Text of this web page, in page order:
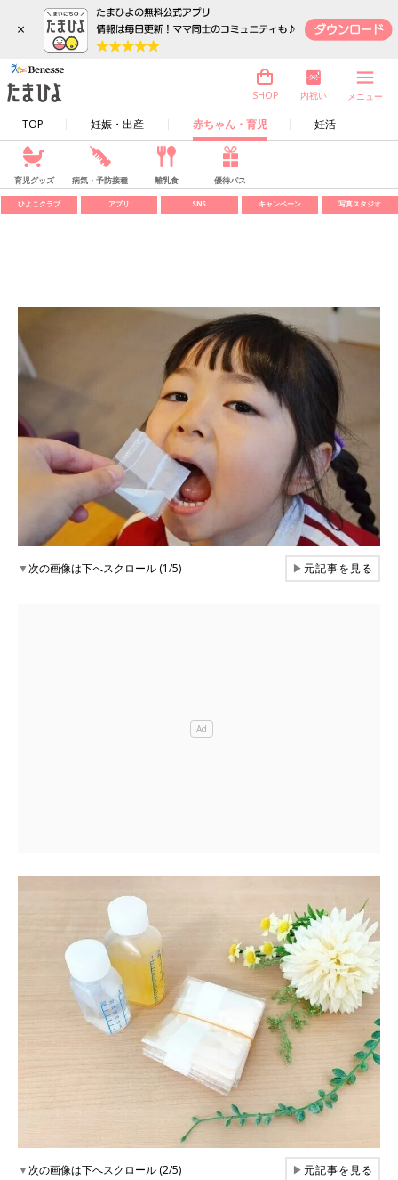
×
TOP 妊娠・出産 赤ちゃん・育児 妊活
SHOP 内祝い メニュー
育児グッズ 病気・予防接種 離乳食 優待パス
ひよこクラブ アプリ SNS キャンペーン 写真スタジオ
▼次の画像は下へスクロール (1/5) ▶元記事を見る
▼次の画像は下へスクロール (2/5) ▶元記事を見る